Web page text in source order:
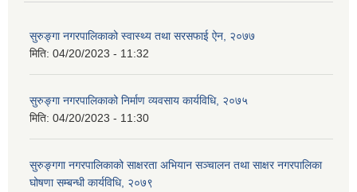
सुरुङ्गा नगरपालिकाको स्वास्थ्य तथा सरसफाई ऐन, २०७७
मिति: 04/20/2023 - 11:32
सुरुङ्गा नगरपालिकाको निर्माण व्यवसाय कार्यविधि, २०७५
मिति: 04/20/2023 - 11:30
सुरुङ्गगा नगरपालिकाको साक्षरता अभियान सञ्चालन तथा साक्षर नगरपालिका
घोषणा सम्बन्धी कार्यविधि, २०७९